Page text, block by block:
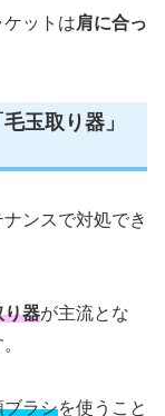
ケットは肩に合っ
玉取り器」
ンスで対処でき
り器が主流とな
ブラシを使うこと